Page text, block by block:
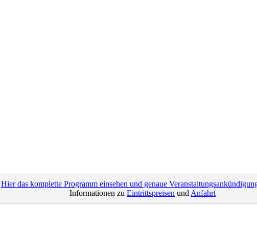
Hier das komplette Programm einsehen und genaue
Informationen zu Eintrittspreisen und Anfahrt